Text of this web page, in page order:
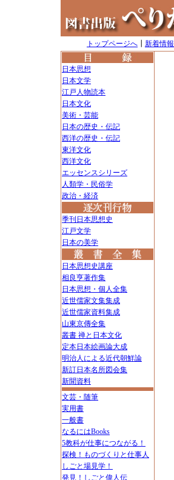
トップページへ 新着情報
日本思想
日本文学
江戸人物読本
日本文化
美術・芸能
日本の歴史・伝記
西洋の歴史・伝記
東洋文化
西洋文化
エッセンスシリーズ
人類学・民俗学
政治・経済
季刊日本思想史
江戸文学
日本の美学
日本思想史講座
相良亨著作集
日本思想・個人全集
近世儒家文集集成
近世儒家資料集成
山東京傳全集
叢書 禅と日本文化
定本日本絵画論大成
明治人による近代朝鮮論
新訂日本名所図会集
新聞資料
文芸・随筆
実用書
一般書
なるにはBooks
5教科が仕事につながる！
探検！ものづくりと仕事人
しごと場見学！
発見！しごと偉人伝